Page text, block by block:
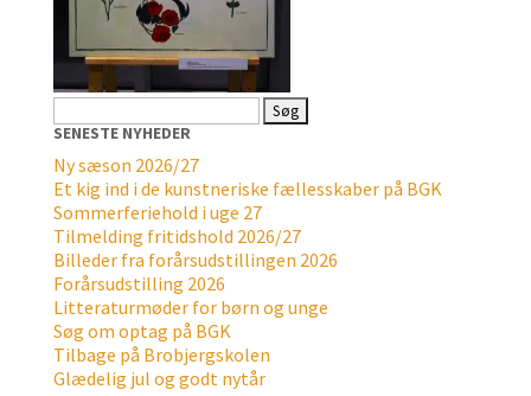
efter:
SENESTE NYHEDER
Ny sæson 2026/27
Et kig ind i de kunstneriske fællesskaber på BGK
Sommerferiehold i uge 27
Tilmelding fritidshold 2026/27
Billeder fra forårsudstillingen 2026
Forårsudstilling 2026
Litteraturmøder for børn og unge
Søg om optag på BGK
Tilbage på Brobjergskolen
Glædelig jul og godt nytår